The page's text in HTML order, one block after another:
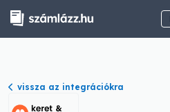
vissza az integrációkra